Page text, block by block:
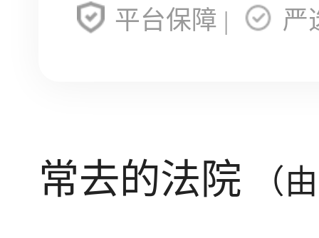
平台保障 | 严
常去的法院 （